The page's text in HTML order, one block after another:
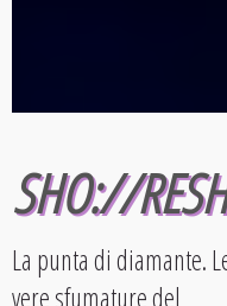
SHO://RESH
La punta di diamante.
vere sfumature del